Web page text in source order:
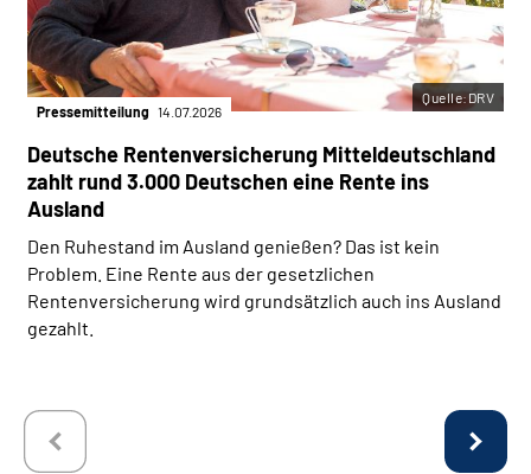
Pressemitteilung 14.07.2026
Deutsche Rentenversicherung Mitteldeutschland
zahlt rund 3.000 Deutschen eine Rente ins
Ausland
Den Ruhestand im Ausland genießen? Das ist kein
Problem. Eine Rente aus der gesetzlichen
Rentenversicherung wird grundsätzlich auch ins Ausland
gezahlt.
Quelle:DRV